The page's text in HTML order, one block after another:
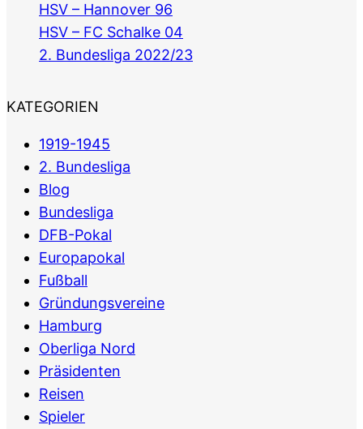
HSV – Hannover 96
HSV – FC Schalke 04
2. Bundesliga 2022/23
KATEGORIEN
1919-1945
2. Bundesliga
Blog
Bundesliga
DFB-Pokal
Europapokal
Fußball
Gründungsvereine
Hamburg
Oberliga Nord
Präsidenten
Reisen
Spieler